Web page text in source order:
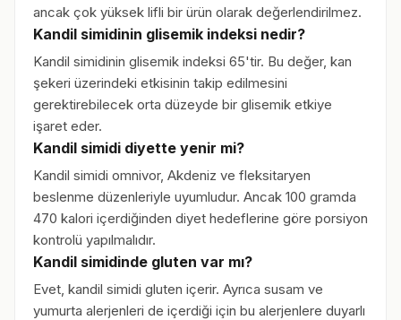
ancak çok yüksek lifli bir ürün olarak değerlendirilmez.
Kandil simidinin glisemik indeksi nedir?
Kandil simidinin glisemik indeksi 65'tir. Bu değer, kan
şekeri üzerindeki etkisinin takip edilmesini
gerektirebilecek orta düzeyde bir glisemik etkiye
işaret eder.
Kandil simidi diyette yenir mi?
Kandil simidi omnivor, Akdeniz ve fleksitaryen
beslenme düzenleriyle uyumludur. Ancak 100 gramda
470 kalori içerdiğinden diyet hedeflerine göre porsiyon
kontrolü yapılmalıdır.
Kandil simidinde gluten var mı?
Evet, kandil simidi gluten içerir. Ayrıca susam ve
yumurta alerjenleri de içerdiği için bu alerjenlere duyarlı